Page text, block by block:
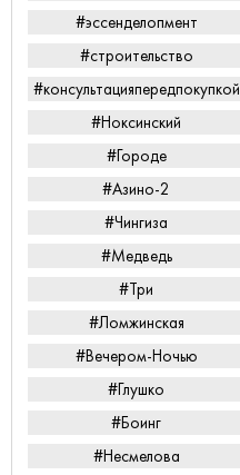
#эссенделопмент
#строительство
#консультацияпередпокупкой
#Ноксинский
#Городе
#Азино-2
#Чингиза
#Медведь
#Три
#Ломжинская
#Вечером-Ночью
#Глушко
#Боинг
#Несмелова